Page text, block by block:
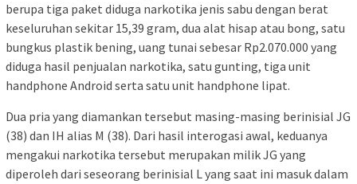
berupa tiga paket diduga narkotika jenis sabu dengan berat
keseluruhan sekitar 15,39 gram, dua alat hisap atau bong, satu
bungkus plastik bening, uang tunai sebesar Rp2.070.000 yang
diduga hasil penjualan narkotika, satu gunting, tiga unit
handphone Android serta satu unit handphone lipat.
Dua pria yang diamankan tersebut masing-masing berinisial JG
(38) dan IH alias M (38). Dari hasil interogasi awal, keduanya
mengakui narkotika tersebut merupakan milik JG yang
diperoleh dari seseorang berinisial L yang saat ini masuk dalam